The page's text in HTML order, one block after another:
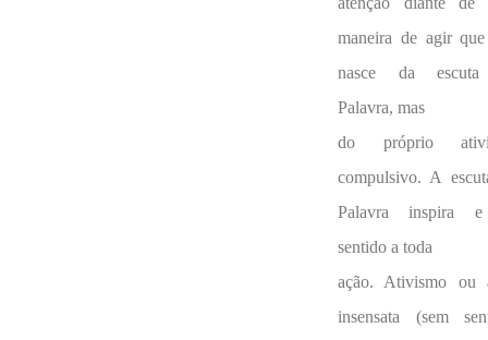
maneira de agir
nasce da
Palavra, mas
do próprio
compulsivo. A
Palavra inspira
sentido a toda
ação. Ativismo ou
insensata (sem